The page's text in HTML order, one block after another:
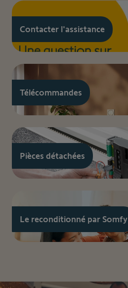
Contacter l'assistance
Télécommandes
Pièces détachées
Le reconditionné par Somfy